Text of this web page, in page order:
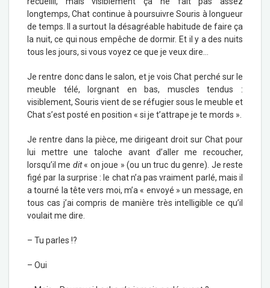
longtemps, Chat continue à poursuivre Souris à longueur
de temps. Il a surtout la désagréable habitude de faire ça
la nuit, ce qui nous empêche de dormir. Et il y a des nuits
tous les jours, si vous voyez ce que je veux dire…
Je rentre donc dans le salon, et je vois Chat perché sur le
meuble télé, lorgnant en bas, muscles tendus :
visiblement, Souris vient de se réfugier sous le meuble et
Chat s’est posté en position « si je t’attrape je te mords ».
Je rentre dans la pièce, me dirigeant droit sur Chat pour
lui mettre une taloche avant d’aller me recoucher,
lorsqu’il me dit« on joue » (ou un truc du genre). Je reste
figé par la surprise : le chat n’a pas vraiment parlé, mais il
a tourné la tête vers moi, m’a « envoyé » un message, en
tous cas j’ai compris de manière très intelligible ce qu’il
voulait me dire.
– Tu parles !?
– Oui